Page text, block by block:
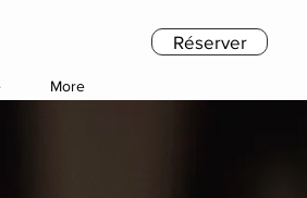
Réserver
More